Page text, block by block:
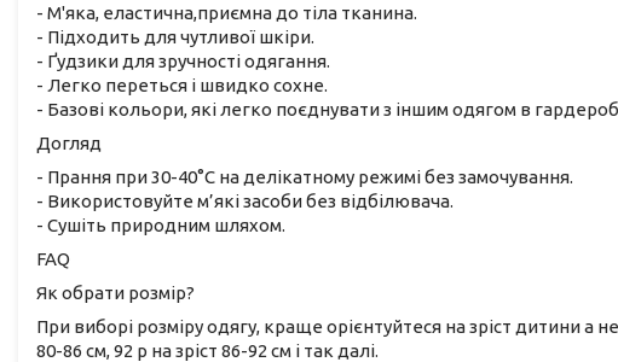
- М'яка, еластична,приємна до тіла тканина.
- Підходить для чутливої шкіри.
- Ґудзики для зручності одягання.
- Легко переться і швидко сохне.
- Базові кольори, які легко поєднувати з іншим одягом в
Догляд
- Прання при 30-40°C на делікатному режимі без замочування.
- Використовуйте м’які засоби без відбілювача.
- Сушіть природним шляхом.
FAQ
Як обрати розмір?
При виборі розміру одягу, краще орієнтуйтеся на зріст дитини а
80-86 см, 92 р на зріст 86-92 см і так далі.